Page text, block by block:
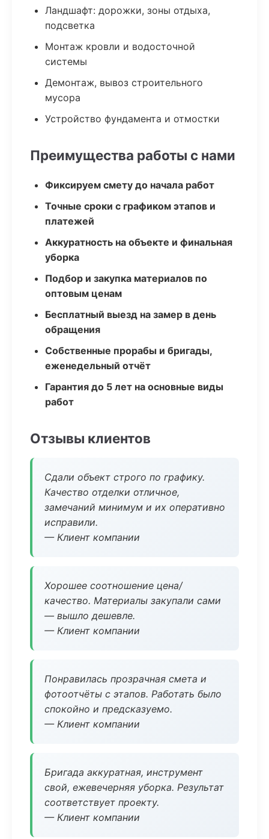
Ландшафт: дорожки, зоны отдыха,
подсветка
Монтаж кровли и водосточной
системы
Демонтаж, вывоз строительного
мусора
Устройство фундамента и отмостки
Преимущества работы с нами
Фиксируем смету до начала работ
Точные сроки с графиком этапов и
платежей
Аккуратность на объекте и финальная
уборка
Подбор и закупка материалов по
оптовым ценам
Бесплатный выезд на замер в день
обращения
Собственные прорабы и бригады,
еженедельный отчёт
Гарантия до 5 лет на основные виды
работ
Отзывы клиентов
Сдали объект строго по графику.
Качество отделки отличное,
замечаний минимум и их оперативно
исправили.
— Клиент компании
Хорошее соотношение цена/
качество. Материалы закупали сами
— вышло дешевле.
— Клиент компании
Понравилась прозрачная смета и
фотоотчёты с этапов. Работать было
спокойно и предсказуемо.
— Клиент компании
Бригада аккуратная, инструмент
свой, ежевечерняя уборка. Результат
соответствует проекту.
— Клиент компании